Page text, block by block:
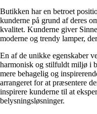
Butikken har en betroet
kunderne på grund af deres
kvalitet. Kunderne giver
moderne og trendy lamper,
En af de unikke egenskaber
harmonisk og stilfuldt miljø i
mere behagelig og
arrangeret for at præsentere
inspirere kunderne til at
belysningsløsninger.